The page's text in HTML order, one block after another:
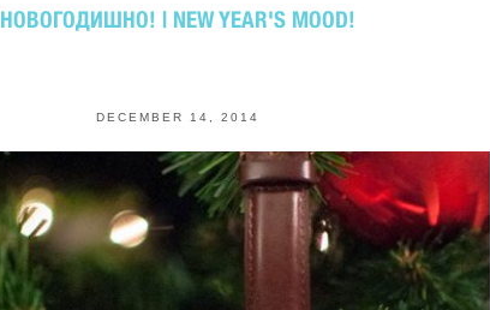
НОВОГОДИШНО! | NEW YEAR'S MOOD!
DECEMBER 14, 2014